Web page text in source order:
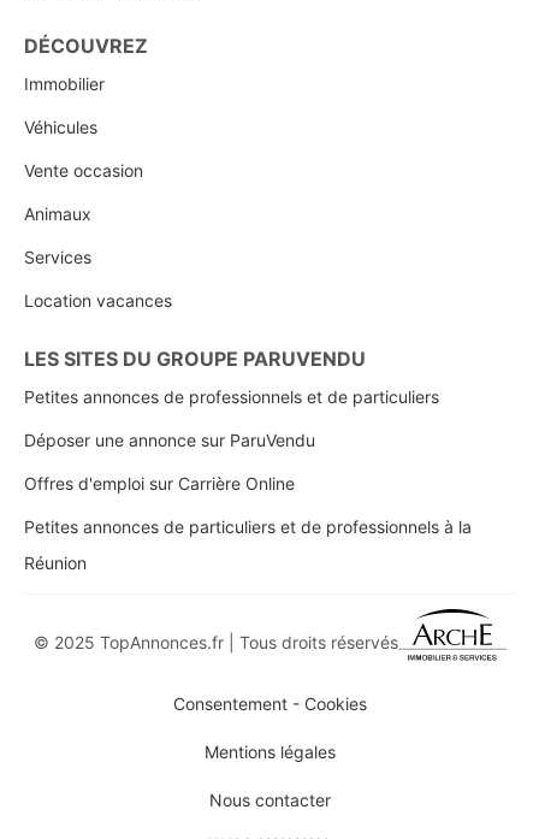
DÉCOUVREZ
Immobilier
Véhicules
Vente occasion
Animaux
Services
Location vacances
LES SITES DU GROUPE PARUVENDU
Petites annonces de professionnels et de particuliers
Déposer une annonce sur ParuVendu
Offres d'emploi sur Carrière Online
Petites annonces de particuliers et de professionnels à la
Réunion
© 2025 TopAnnonces.fr | Tous droits réservés
Consentement - Cookies
Mentions légales
Nous contacter